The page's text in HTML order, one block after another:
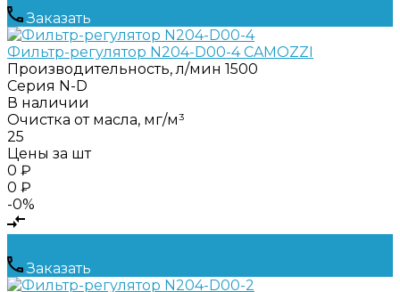
Заказать
Фильтр-регулятор N204-D00-4 CAMOZZI
Производительность, л/мин 1500
Серия N-D
В наличии
Очистка от масла, мг/м³
25
Цены за шт
0 ₽
0 ₽
-0%
Заказать